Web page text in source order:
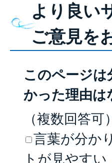
より良い
ご意見を
このページ
かった理由は
（複数回答可）
言葉が分か
トが見やすい